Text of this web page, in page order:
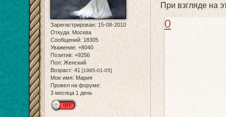
Зарегистрирован: 15-08-2010
Откуда: Москва
Сообщений: 18305
Уважение: +8040
Позитив: +9256
Пол: Женский
Возраст: 41 [1985-01-05]
Мое имя: Мария
Провел на форуме:
3 месяца 1 день
При взгляде на
0